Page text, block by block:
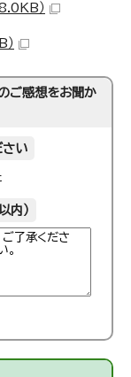
）
ご感想をお聞か
さい
内）